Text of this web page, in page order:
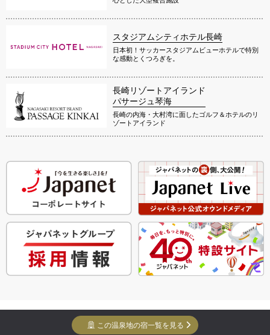
この温泉地の宿一覧を見る
スタジアムシティホテル長崎
日本初！サッカースタジアムビューホテルで特別
な感動とくつろぎを。
長崎リゾートアイランド
パサージュ琴海
長崎の内海・大村湾に面したゴルフ＆ホテルのリ
ゾートアイランド
Copyright Yuko Yuko Inc. All Rights Reserved.